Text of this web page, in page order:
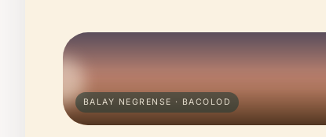
BALAY NEGRENSE · BACOLOD